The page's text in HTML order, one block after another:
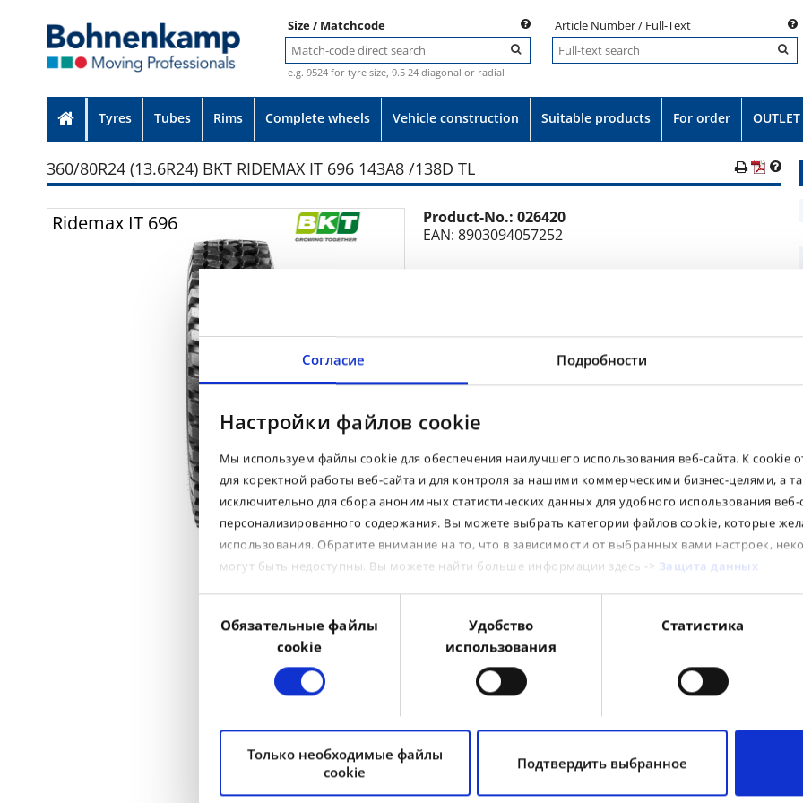
Согласие Подробности
Настройки файлов cookie
Мы используем файлы cookie для обеспечения наилучшего использования веб-сайта. К cookie
для коректной работы веб-сайта и для контроля за нашими коммерческими бизнес-целями, а
исключительно для сбора анонимных статистических данных для удобного использования
персонализированного содержания. Вы можете выбрать категории файлов cookie, которые
использования. Обратите внимание на то, что в зависимости от выбранных вами настроек,
могут быть недоступны. Вы можете найти больше информации здесь -> Защита данных
согласия
Обязательные файлы
cookie
Удобство
использования
Статистика
Только необходимые файлы
cookie
Подтвердить выбранное
Article Number / Full-Text
Size / Matchcode
e.g. 9524 for tyre size, 9.5 24 diagonal or radial
Tyres Tubes Rims Complete wheels Vehicle construction Suitable products For order OUTLET
360/80R24 (13.6R24) BKT RIDEMAX IT 696 143A8 /138D TL
Ridemax IT 696 Photo provided without guarantee Product-No.: 026420
EAN: 8903094057252
Dear Clients! If you see a "0" in the stock column
for the product you need, please contact our
sales office. Perhaps the goods are on their way
and will arrive at our warehouses in the near
future, or we will be able to bring them from
Suitable products
tube